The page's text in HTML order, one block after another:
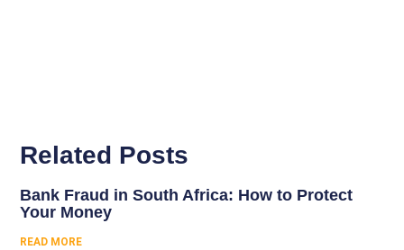
Related Posts
Bank Fraud in South Africa: How to Protect
Your Money
READ MORE